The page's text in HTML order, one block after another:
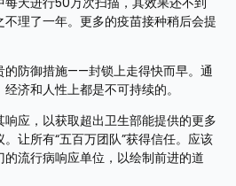
理了一年。更多的疫苗接种稍后会提
的防御措施——封锁上走得快而早。通
济和人性上都是不可持续的。
应，以获取超出卫生部能提供的更多
让所有“五百万团队”获得信任。应该
流行病响应单位，以绘制前进的道